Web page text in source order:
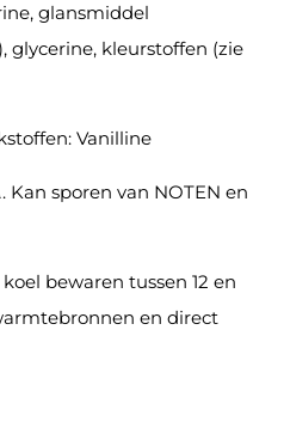
glansmiddel
glycerine, kleurstoffen (zie
Vanilline
Kan sporen van NOTEN en
bewaren tussen 12 en
en direct